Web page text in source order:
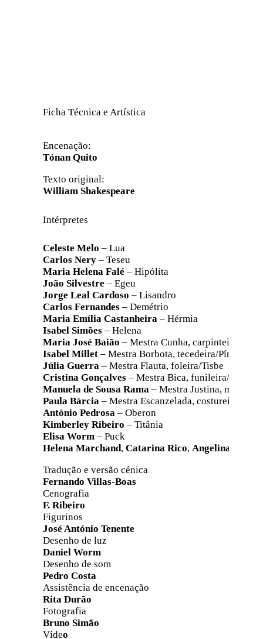
Ficha Técnica e Artística
Encenação:
Tónan Quito
Texto original:
William Shakespeare
Intérpretes
Celeste Melo – Lua
Carlos Nery – Teseu
Maria Helena Falé – Hipólita
João Silvestre – Egeu
Jorge Leal Cardoso – Lisandro
Carlos Fernandes – Demétrio
Maria Emília Castanheira – Hérmia
Isabel Simões – Helena
Maria José Baião – Mestra Cunha, carpinteira/
Isabel Millet – Mestra Borbota, tecedeira/Píramo
Júlia Guerra – Mestra Flauta, foleira/Tisbe
Cristina Gonçalves – Mestra Bica, funileira/Muro
Manuela de Sousa Rama – Mestra Justina,
Paula Bárcia – Mestra Escanzelada, costureira/Lua
António Pedrosa – Oberon
Kimberley Ribeiro – Titânia
Elisa Worm – Puck
Helena Marchand, Catarina Rico, Angelina
Tradução e versão cénica
Fernando Villas-Boas
Cenografia
F. Ribeiro
Figurinos
José António Tenente
Desenho de luz
Daniel Worm
Desenho de som
Pedro Costa
Assistência de encenação
Rita Durão
Fotografia
Bruno Simão
Vídeo